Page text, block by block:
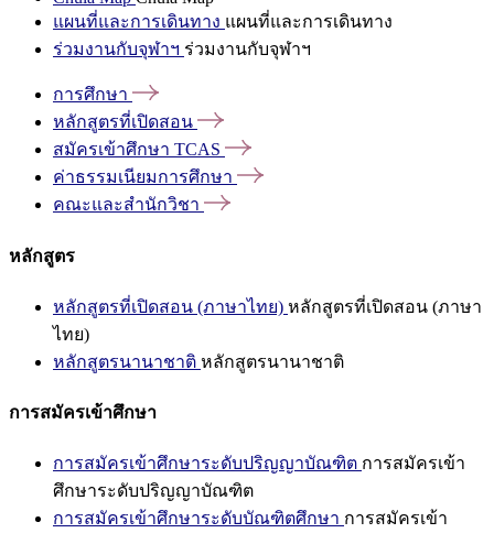
แผนที่และการเดินทาง แผนที่และการเดินทาง
ร่วมงานกับจุฬาฯ ร่วมงานกับจุฬาฯ
การศึกษา
หลักสูตรที่เปิดสอน
สมัครเข้าศึกษา TCAS
ค่าธรรมเนียมการศึกษา
คณะและสำนักวิชา
หลักสูตร
หลักสูตรที่เปิดสอน (ภาษาไทย) หลักสูตรที่เปิดสอน (ภาษา
ไทย)
หลักสูตรนานาชาติ หลักสูตรนานาชาติ
การสมัครเข้าศึกษา
การสมัครเข้าศึกษาระดับปริญญาบัณฑิต การสมัครเข้า
ศึกษาระดับปริญญาบัณฑิต
การสมัครเข้าศึกษาระดับบัณฑิตศึกษา การสมัครเข้า